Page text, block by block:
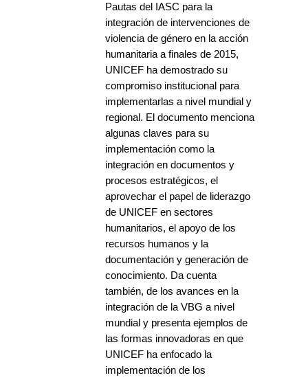
Pautas del IASC para la
integración de intervenciones de
violencia de género en la acción
humanitaria a finales de 2015,
UNICEF ha demostrado su
compromiso institucional para
implementarlas a nivel mundial y
regional. El documento menciona
algunas claves para su
implementación como la
integración en documentos y
procesos estratégicos, el
aprovechar el papel de liderazgo
de UNICEF en sectores
humanitarios, el apoyo de los
recursos humanos y la
documentación y generación de
conocimiento. Da cuenta
también, de los avances en la
integración de la VBG a nivel
mundial y presenta ejemplos de
las formas innovadoras en que
UNICEF ha enfocado la
implementación de los